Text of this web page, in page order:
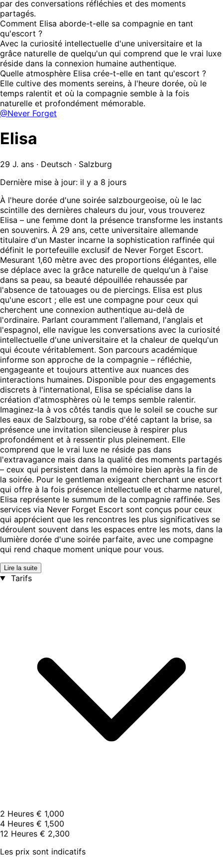
par des conversations réfléchies et des moments
partagés.
Comment Elisa aborde-t-elle sa compagnie en tant
qu'escort ?
Avec la curiosité intellectuelle d'une universitaire et la
grâce naturelle de quelqu'un qui comprend que le vrai luxe
réside dans la connexion humaine authentique.
Quelle atmosphère Elisa crée-t-elle en tant qu'escort ?
Elle cultive des moments sereins, à l'heure dorée, où le
temps ralentit et où la compagnie semble à la fois
naturelle et profondément mémorable.
@Never Forget
Elisa
29 J. ans · Deutsch · Salzburg
Dernière mise à jour: il y a 8 jours
À l'heure dorée d'une soirée salzbourgeoise, où le lac
scintille des dernières chaleurs du jour, vous trouverez
Elisa – une femme dont la présence transforme les instants
en souvenirs. À 29 ans, cette universitaire allemande
titulaire d'un Master incarne la sophistication raffinée qui
définit le portefeuille exclusif de Never Forget Escort.
Mesurant 1,60 mètre avec des proportions élégantes, elle
se déplace avec la grâce naturelle de quelqu'un à l'aise
dans sa peau, sa beauté dépouillée rehaussée par
l'absence de tatouages ou de piercings. Elisa est plus
qu'une escort ; elle est une compagne pour ceux qui
cherchent une connexion authentique au-delà de
l'ordinaire. Parlant couramment l'allemand, l'anglais et
l'espagnol, elle navigue les conversations avec la curiosité
intellectuelle d'une universitaire et la chaleur de quelqu'un
qui écoute véritablement. Son parcours académique
informe son approche de la compagnie – réfléchie,
engageante et toujours attentive aux nuances des
interactions humaines. Disponible pour des engagements
discrets à l'international, Elisa se spécialise dans la
création d'atmosphères où le temps semble ralentir.
Imaginez-la à vos côtés tandis que le soleil se couche sur
les eaux de Salzbourg, sa robe d'été captant la brise, sa
présence une invitation silencieuse à respirer plus
profondément et à ressentir plus pleinement. Elle
comprend que le vrai luxe ne réside pas dans
l'extravagance mais dans la qualité des moments partagés
– ceux qui persistent dans la mémoire bien après la fin de
la soirée. Pour le gentleman exigeant cherchant une escort
qui offre à la fois présence intellectuelle et charme naturel,
Elisa représente le summum de la compagnie raffinée. Ses
services via Never Forget Escort sont conçus pour ceux
qui apprécient que les rencontres les plus significatives se
déroulent souvent dans les espaces entre les mots, dans la
lumière dorée d'une soirée parfaite, avec une compagne
qui rend chaque moment unique pour vous.
Lire la suite
Tarifs
2 Heures € 1,000
4 Heures € 1,500
12 Heures € 2,300
Les prix sont indicatifs